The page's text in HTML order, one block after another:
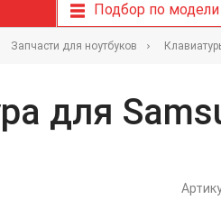
Подбор по модели
Запчасти для ноутбуков
для